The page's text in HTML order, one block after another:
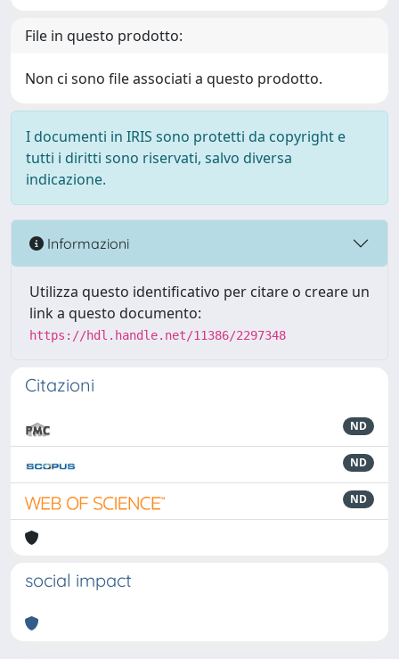
File in questo prodotto:
Non ci sono file associati a questo prodotto.
I documenti in IRIS sono protetti da copyright e
tutti i diritti sono riservati, salvo diversa
indicazione.
Informazioni
Utilizza questo identificativo per citare o creare un
link a questo documento:
https://hdl.handle.net/11386/2297348
Citazioni
ND
ND
ND
social impact